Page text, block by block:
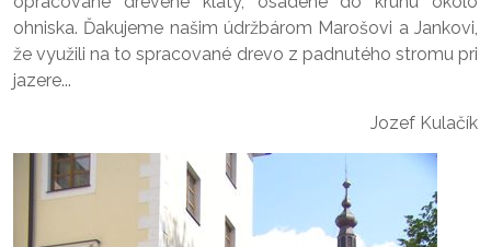
ohniska. Ďakujeme našim údržbárom Marošovi a Jankovi,
že využili na to spracované drevo z padnutého stromu pri
jazere...
Jozef Kulačík